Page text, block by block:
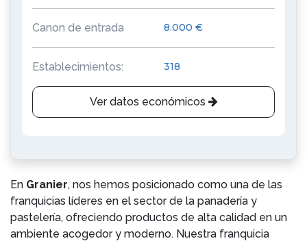
Canon de entrada 8.000 €
Establecimientos: 318
Ver datos económicos
En Granier, nos hemos posicionado como una de las
franquicias líderes en el sector de la panadería y
pastelería, ofreciendo productos de alta calidad en un
ambiente acogedor y moderno. Nuestra franquicia